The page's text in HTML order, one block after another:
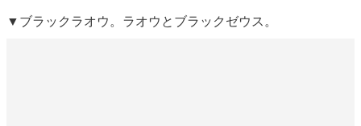
▼ブラックラオウ。ラオウとブラックゼウス。